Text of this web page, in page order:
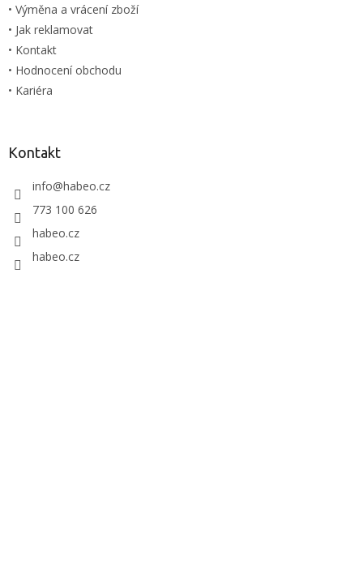
• Výměna a vrácení zboží
• Jak reklamovat
• Kontakt
• Hodnocení obchodu
• Kariéra
Kontakt
info@habeo.cz
773 100 626
habeo.cz
habeo.cz